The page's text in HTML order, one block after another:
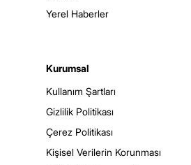
Yerel Haberler
Kurumsal
Kullanım Şartları
Gizlilik Politikası
Çerez Politikası
Kişisel Verilerin Korunması